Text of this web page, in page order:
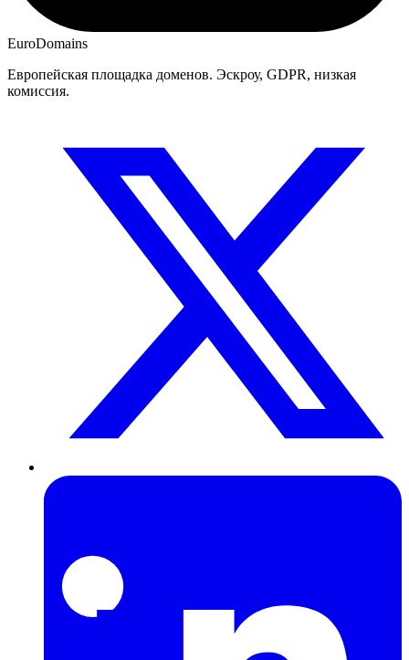
EuroDomains
Европейская площадка доменов. Эскроу, GDPR, низкая
комиссия.